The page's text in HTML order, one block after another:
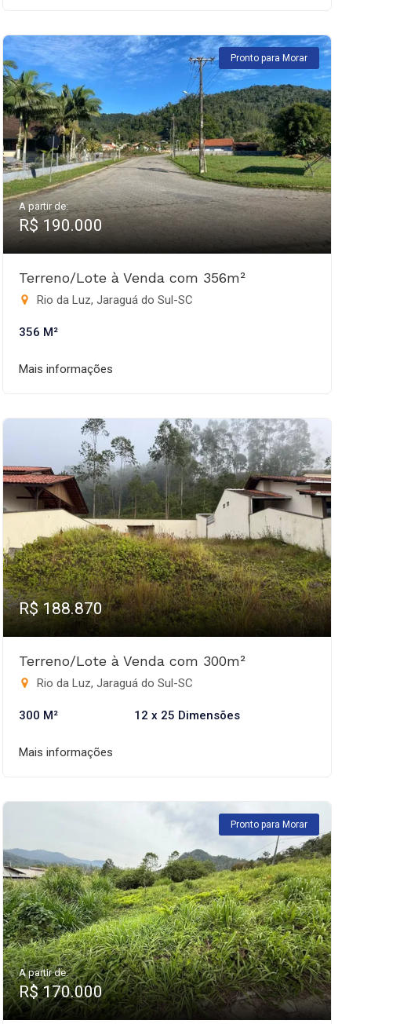
Pronto para Morar
A partir de:
R$ 190.000
Terreno/Lote à Venda com 356m²
Rio da Luz, Jaraguá do Sul-SC
356 M²
Mais informações
R$ 188.870
Terreno/Lote à Venda com 300m²
Rio da Luz, Jaraguá do Sul-SC
300 M² 12 x 25 Dimensões
Mais informações
Pronto para Morar
A partir de:
R$ 170.000